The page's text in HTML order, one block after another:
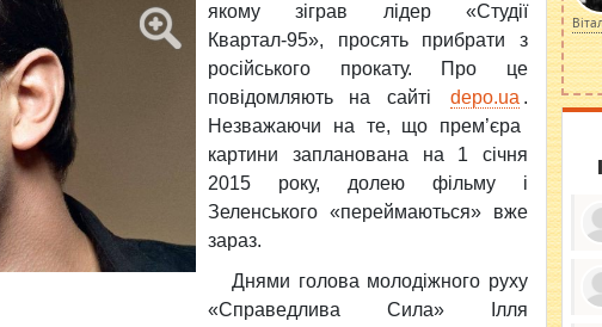
якому зіграв лідер «Студії
Квартал-95», просять прибрати з
російського прокату. Про це
повідомляють на сайті
depo.ua .
Незважаючи на те, що прем’єра
картини запланована на 1 січня
2015 року, долею фільму і
Зеленського «переймаються» вже
зараз.
Днями голова молодіжного руху
«Справедлива Сила» Ілля